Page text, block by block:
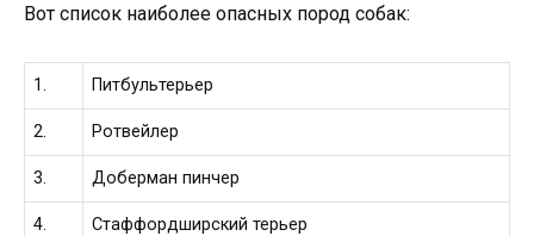
Вот список наиболее опасных пород собак:
1. Питбультерьер
2. Ротвейлер
3. Доберман пинчер
4. Стаффордширский терьер